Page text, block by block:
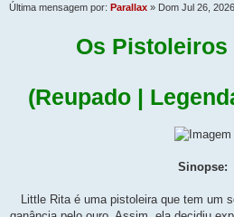
Última mensagem por: Parallax » Dom Jul 26,
Os Pistoleiros
(Reupado |
Sinopse:
Little Rita é uma pistoleira que tem um